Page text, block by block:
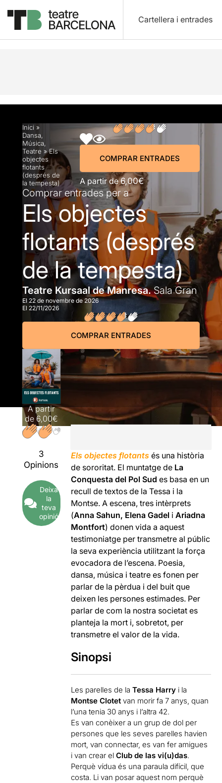
Cartellera i entrades
Descripció Horaris Fitxa artística Fotos i
Inici »
Dansa,
Música,
Teatre »Els
objectes
flotants
(després de
la tempesta)
A partir de6,00€
COMPRAR ENTRADES
Comprar entrades per a
Els objectes
flotants (després
de la tempesta)
Teatre Kursaal de Manresa.Sala Gran
El 22 de novembre de 2026
El 22/11/2026
COMPRAR ENTRADES
A partir
de 6,00€
3
Opinions
Deixa
la
teva
opinió
Els objectes flotants és una història
de sororitat. El muntatge de La
Conquesta del Pol Sudes basa en un
recull de textos de la Tessa i la
Montse. A escena, tres intèrprets
(Anna Sahun, Elena Gadel iAriadna
Montfort) donen vida a aquest
testimoniatge per transmetre al públic
la seva experiència utilitzant la força
evocadora de l’escena. Poesia,
dansa, música i teatre es fonen per
parlar de la pèrdua i del buit que
deixen les persones estimades. Per
parlar de com la nostra societat es
planteja la mort i, sobretot, per
transmetre el valor de la vida.
Sinopsi
Les parelles de laTessa Harry i la
Montse Clotet van morir fa 7 anys, quan
l’una tenia 30 anys i l’altra 42.
Es van conèixer a un grup de dol per
persones que les seves parelles havien
mort, van connectar, es van fer amigues
i van crear elClub de las vi(u)das.
Perquè vídua és una paraula difícil, que
costa. Li van posar aquest nom perquè